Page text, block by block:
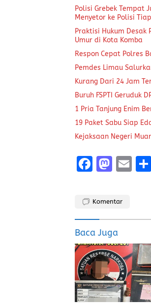
Polisi Grebek Tempat
Menyetor ke Polisi
Praktisi Hukum Desak
Umur di Kota Komba
Respon Cepat Polres
Pemdes Limau
Kurang Dari 24 Jam
Buruh FSPTI Geruduk
1 Pria Tanjung Enim
19 Paket Sabu Siap
Kejaksaan Negeri
F
ce
o
o
k
M
st
d
o
n
E
Komentar
Baca Juga